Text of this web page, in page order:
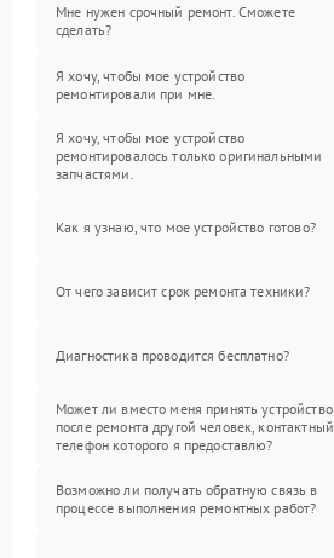
Мне нужен срочный ремонт. Сможете
сделать?
Я хочу, чтобы мое устройство
ремонтировали при мне.
Я хочу, чтобы мое устройство
ремонтировалось только оригинальными
запчастями.
Как я узнаю, что мое устройство готово?
От чего зависит срок ремонта техники?
Диагностика проводится бесплатно?
Может ли вместо меня принять устройство
после ремонта другой человек, контактный
телефон которого я предоставлю?
Возможно ли получать обратную связь в
процессе выполнения ремонтных работ?